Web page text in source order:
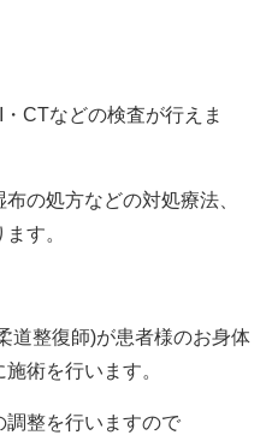
CTなどの検査が行えま
の処方などの対処療法、
す。
道整復師)が患者様のお身体
術を行います。
整を行いますので